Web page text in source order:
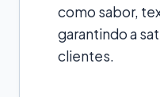
como sabor,
garantindo a
clientes.